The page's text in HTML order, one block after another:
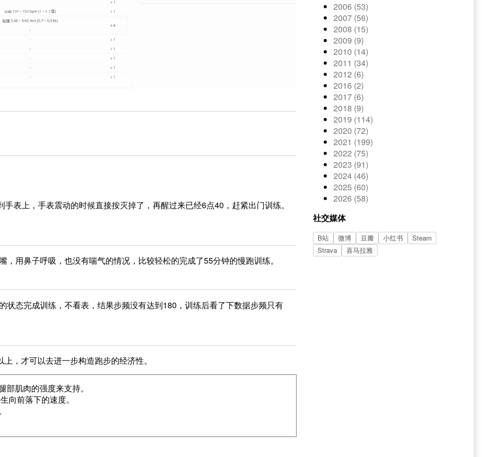
表上，手表震动的时候直接按灭掉了，再醒过来已经6点40，赶紧出门训练。
用鼻子呼吸，也没有喘气的情况，比较轻松的完成了55分钟的慢跑训练。
状态完成训练，不看表，结果步频没有达到180，训练后看了下数据步频只有
，才可以去进一步构造跑步的经济性。
肌肉的强度来支持。
向前落下的速度。
2006 (53)
2007 (56)
2008 (15)
2009 (9)
2010 (14)
2011 (34)
2012 (6)
2016 (2)
2017 (6)
2018 (9)
2019 (114)
2020 (72)
2021 (199)
2022 (75)
2023 (91)
2024 (46)
2025 (60)
2026 (58)
社交媒体
B站 微博 豆瓣 小红书
Steam
Strava
喜马拉雅